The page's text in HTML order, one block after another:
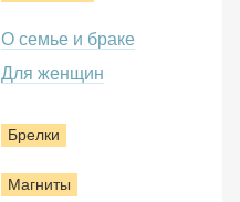
О семье и браке
Для женщин
Брелки
Магниты